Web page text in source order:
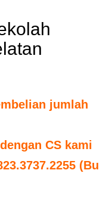
jumlah
CS kami
(Bu